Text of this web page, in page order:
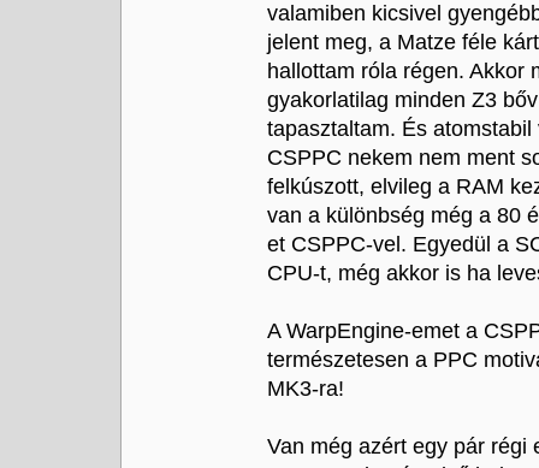
valamiben kicsivel
jelent meg, a Matze féle
hallottam róla régen. Akkor
gyakorlatilag minden Z3
tapasztaltam. És
CSPPC nekem nem ment
felkúszott, elvileg a RAM
van a különbség még a 80
et CSPPC-vel. Egyedül a
CPU-t, még akkor is ha
A WarpEngine-emet a
természetesen a PPC
MK3-ra!
Van még azért egy pár régi